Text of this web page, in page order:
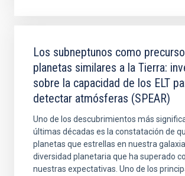
Los subneptunos como
planetas similares a la Tierra:
sobre la capacidad de los ELT
detectar atmósferas (SPEAR)
Uno de los descubrimientos más
últimas décadas es la constatación de
planetas que estrellas en nuestra
diversidad planetaria que ha superado
nuestras expectativas. Uno de los